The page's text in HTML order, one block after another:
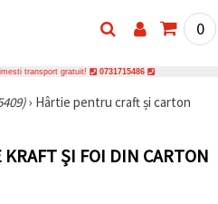
0
transport gratuit! 0731715486
› Hârtie pentru craft și carton
ȘI FOI DIN CARTON